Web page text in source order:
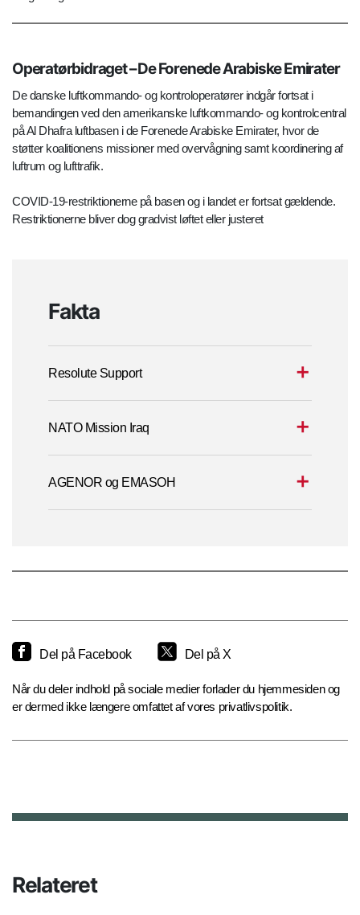
Operatørbidraget – De Forenede Arabiske Emirater
De danske luftkommando- og kontroloperatører indgår fortsat i
bemandingen ved den amerikanske luftkommando- og kontrolcentral
på Al Dhafra luftbasen i de Forenede Arabiske Emirater, hvor de
støtter koalitionens missioner med overvågning samt koordinering af
luftrum og lufttrafik.
COVID-19-restriktionerne på basen og i landet er fortsat gældende.
Restriktionerne bliver dog gradvist løftet eller justeret
Fakta
Resolute Support
NATO Mission Iraq
AGENOR og EMASOH
Del på Facebook Del på X
Når du deler indhold på sociale medier forlader du hjemmesiden og
er dermed ikke længere omfattet af vores privatlivspolitik.
Relateret